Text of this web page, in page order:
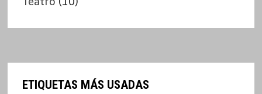
ETIQUETAS MÁS USADAS